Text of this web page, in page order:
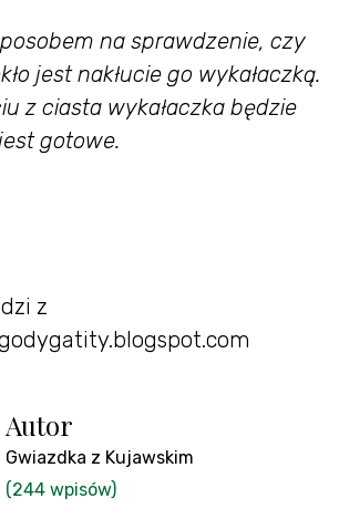
na sprawdzenie, czy
jest nakłucie go wykałaczką.
z ciasta wykałaczka będzie
gotowe.
z
Autor
Gwiazdka z Kujawskim
(244 wpisów)